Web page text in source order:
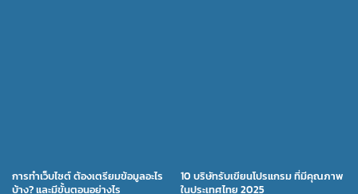
การทำเว็บไซต์ ต้องเตรียมข้อมูลอะไร
บ้าง? และมีขั้นตอนอย่างไร
10 บริษัทรับเขียนโปรแกรม ที่มีคุณภาพ
ในประเทศไทย 2025